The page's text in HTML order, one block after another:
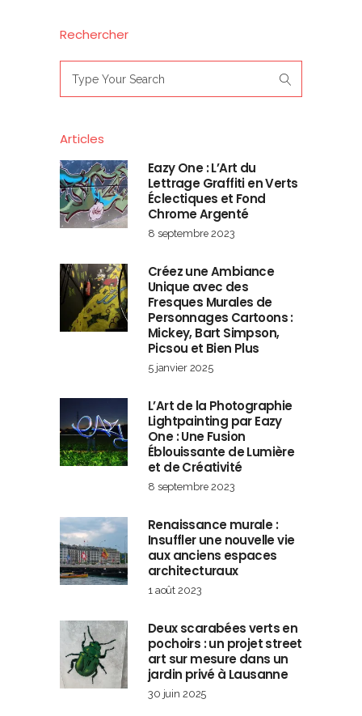
Rechercher
for:
Articles
Eazy One : L’Art du
Lettrage Graffiti en Verts
Éclectiques et Fond
Chrome Argenté
8 septembre 2023
Créez une Ambiance
Unique avec des
Fresques Murales de
Personnages Cartoons :
Mickey, Bart Simpson,
Picsou et Bien Plus
5 janvier 2025
L’Art de la Photographie
Lightpainting par Eazy
One : Une Fusion
Éblouissante de Lumière
et de Créativité
8 septembre 2023
Renaissance murale :
Insuffler une nouvelle vie
aux anciens espaces
architecturaux
1 août 2023
Deux scarabées verts en
pochoirs : un projet street
art sur mesure dans un
jardin privé à Lausanne
30 juin 2025